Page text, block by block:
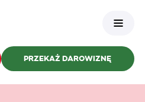
PRZEKAŻ DAROWIZNĘ